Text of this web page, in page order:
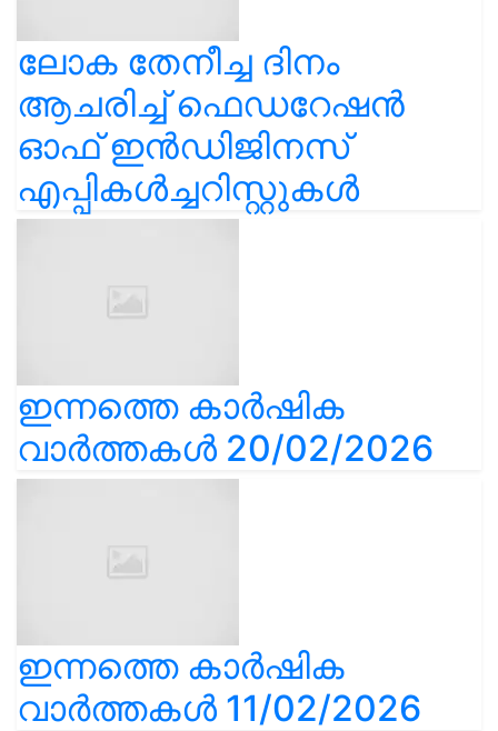
ലോക തേനീച്ച ദിനം
ആചരിച്ച് ഫെഡറേഷൻ
ഓഫ് ഇൻഡിജിനസ്
എപ്പികൾച്ചറിസ്റ്റുകൾ
ഇന്നത്തെ കാർഷിക
വാർത്തകൾ 20/02/2026
ഇന്നത്തെ കാർഷിക
വാർത്തകൾ 11/02/2026